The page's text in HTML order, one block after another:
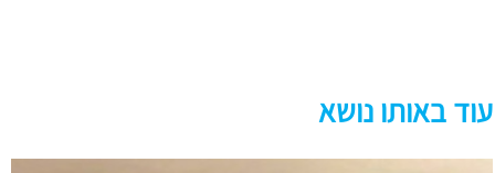
עוד באותו נושא